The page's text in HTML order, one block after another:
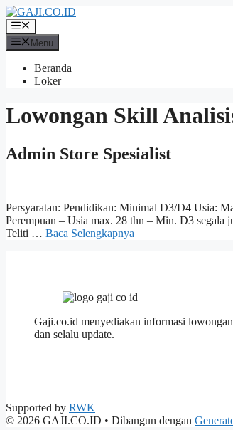
Langsung
ke
isi
Menu
Menu
Beranda
Loker
Lowongan Skill
Admin Store Spesialist
Persyaratan: Pendidikan: Minimal D3/D4 Usia:
Perempuan – Usia max. 28 thn – Min. D3 segala
Teliti … Baca Selengkapnya
Gaji.co.id menyediakan informasi
dan selalu update.
Supported by RWK
© 2026 GAJI.CO.ID • Dibangun dengan